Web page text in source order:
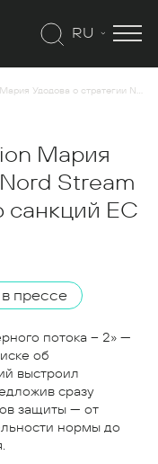
RU
Nord Stream 2 AG по оспариванию санкций ЕС
Мария
Stream
санкций ЕС
прессе
потока – 2» —
об
выстроил
сразу
защиты — от
нормы до